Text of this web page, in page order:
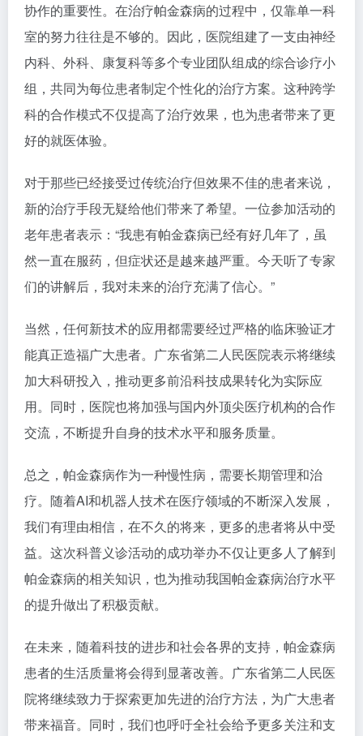
协作的重要性。在治疗帕金森病的过程中，仅靠单一科
室的努力往往是不够的。因此，医院组建了一支由神经
内科、外科、康复科等多个专业团队组成的综合诊疗小
组，共同为每位患者制定个性化的治疗方案。这种跨学
科的合作模式不仅提高了治疗效果，也为患者带来了更
好的就医体验。
对于那些已经接受过传统治疗但效果不佳的患者来说，
新的治疗手段无疑给他们带来了希望。一位参加活动的
老年患者表示：“我患有帕金森病已经有好几年了，虽
然一直在服药，但症状还是越来越严重。今天听了专家
们的讲解后，我对未来的治疗充满了信心。”
当然，任何新技术的应用都需要经过严格的临床验证才
能真正造福广大患者。广东省第二人民医院表示将继续
加大科研投入，推动更多前沿科技成果转化为实际应
用。同时，医院也将加强与国内外顶尖医疗机构的合作
交流，不断提升自身的技术水平和服务质量。
总之，帕金森病作为一种慢性病，需要长期管理和治
疗。随着AI和机器人技术在医疗领域的不断深入发展，
我们有理由相信，在不久的将来，更多的患者将从中受
益。这次科普义诊活动的成功举办不仅让更多人了解到
帕金森病的相关知识，也为推动我国帕金森病治疗水平
的提升做出了积极贡献。
在未来，随着科技的进步和社会各界的支持，帕金森病
患者的生活质量将会得到显著改善。广东省第二人民医
院将继续致力于探索更加先进的治疗方法，为广大患者
带来福音。同时，我们也呼吁全社会给予更多关注和支